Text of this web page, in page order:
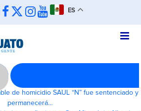
ES
de homicidio SAUL “N” fue sentenciado y
permanecerá…